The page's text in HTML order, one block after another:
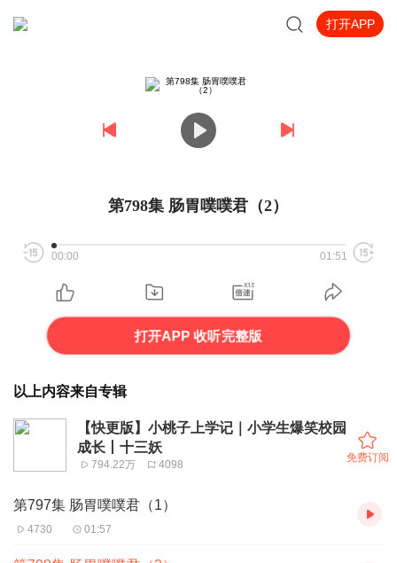
打开APP
第798集 肠胃噗噗君（2）
00:00 01:51
打开APP 收听完整版
以上内容来自专辑
【快更版】小桃子上学记｜小学生爆笑校园
成长丨十三妖
794.22万 4098
免费订阅
第797集 肠胃噗噗君（1）
4730 01:57